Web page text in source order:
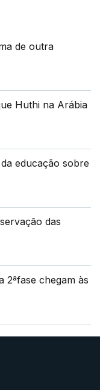
de outra
Huthi na Arábia
educação sobre
das
2ªfase chegam às